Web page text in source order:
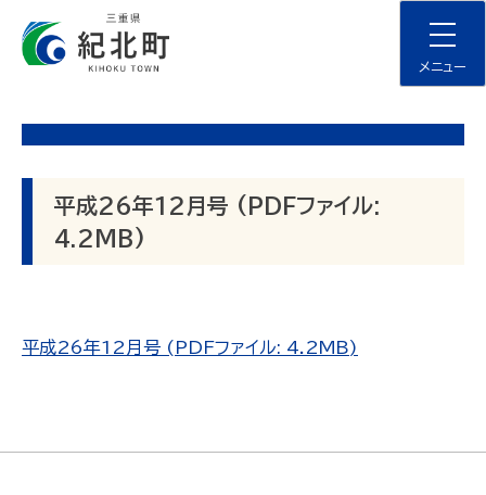
content
メニュー
平成26年12月号 (PDFファイル:
4.2MB)
平成26年12月号 (PDFファイル: 4.2MB)